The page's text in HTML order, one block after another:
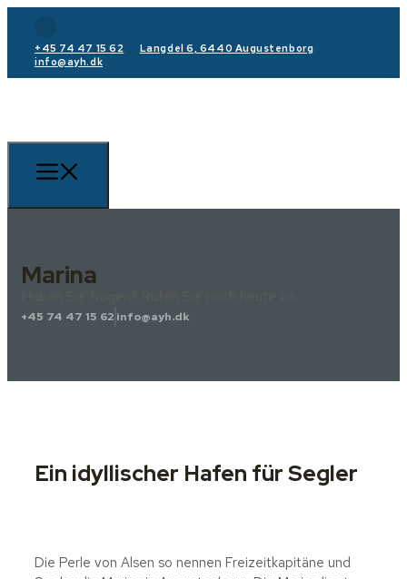
+45 74 47 15 62
Langdel 6, 6440 Augustenborg
info@ayh.dk
Marina
+45 74 47 15 62 info@ayh.dk
Ein idyllischer Hafen für Segler
Die Perle von Alsen so nennen Freizeitkapitäne und